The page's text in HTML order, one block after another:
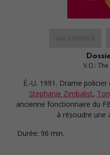
V.O.:
É.-U. 1991. Drame policier
Stephanie Zimbalist,
ancienne fonctionnaire du
à résoudre une
Durée: 96 min.